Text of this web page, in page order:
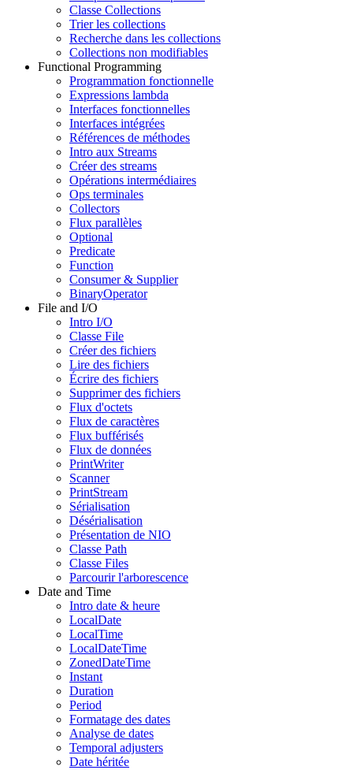
Classe Collections
Trier les collections
Recherche dans les collections
Collections non modifiables
Functional Programming
Programmation fonctionnelle
Expressions lambda
Interfaces fonctionnelles
Interfaces intégrées
Références de méthodes
Intro aux Streams
Créer des streams
Opérations intermédiaires
Ops terminales
Collectors
Flux parallèles
Optional
Predicate
Function
Consumer & Supplier
BinaryOperator
File and I/O
Intro I/O
Classe File
Créer des fichiers
Lire des fichiers
Écrire des fichiers
Supprimer des fichiers
Flux d'octets
Flux de caractères
Flux bufférisés
Flux de données
PrintWriter
Scanner
PrintStream
Sérialisation
Désérialisation
Présentation de NIO
Classe Path
Classe Files
Parcourir l'arborescence
Date and Time
Intro date & heure
LocalDate
LocalTime
LocalDateTime
ZonedDateTime
Instant
Duration
Period
Formatage des dates
Analyse de dates
Temporal adjusters
Date héritée